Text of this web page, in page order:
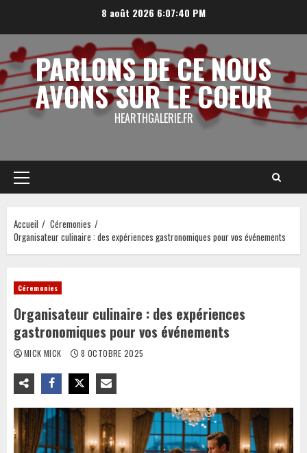
8 août 20266:07:41 PM
PARLONS DE CE NOUS
AVONS SUR LE COEUR
HEARTHGALERIE.FR
Menu
principal
Accueil
Céremonies
Organisateur culinaire : des expériences gastronomiques pour vos événements
Céremonies
Organisateur culinaire : des expériences
gastronomiques pour vos événements
MICK MICK 8 OCTOBRE 2025